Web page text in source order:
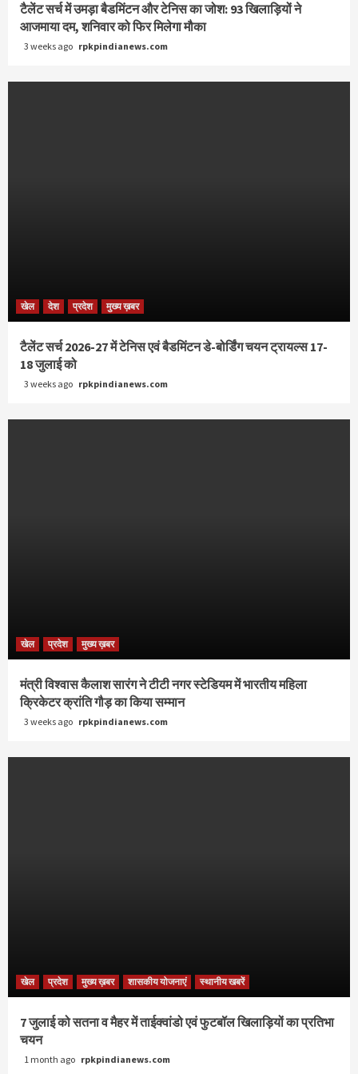
टैलेंट सर्च में उमड़ा बैडमिंटन और टेनिस का जोश: 93 खिलाड़ियों ने
आजमाया दम, शनिवार को फिर मिलेगा मौका
3 weeks ago rpkpindianews.com
खेल देश प्रदेश मुख्य ख़बर
टैलेंट सर्च 2026-27 में टेनिस एवं बैडमिंटन डे-बोर्डिंग चयन ट्रायल्स 17-
18 जुलाई को
3 weeks ago rpkpindianews.com
खेल प्रदेश मुख्य ख़बर
मंत्री विश्वास कैलाश सारंग ने टीटी नगर स्टेडियम में भारतीय महिला
क्रिकेटर क्रांति गौड़ का किया सम्मान
3 weeks ago rpkpindianews.com
खेल प्रदेश मुख्य ख़बर शासकीय योजनाएं स्थानीय खबरें
7 जुलाई को सतना व मैहर में ताईक्वांडो एवं फुटबॉल खिलाड़ियों का प्रतिभा
चयन
1 month ago rpkpindianews.com